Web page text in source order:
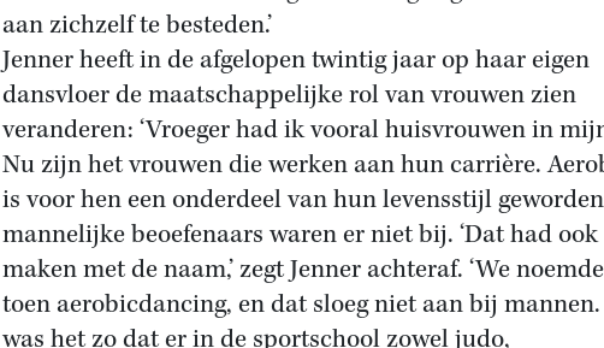
aan zichzelf te besteden.’
Jenner heeft in de afgelopen twintig jaar op haar eigen
dansvloer de maatschappelijke rol van vrouwen zien
veranderen: ‘Vroeger had ik vooral huisvrouwen in
Nu zijn het vrouwen die werken aan hun carrière.
is voor hen een onderdeel van hun levensstijl
mannelijke beoefenaars waren er niet bij. ‘Dat had ook
maken met de naam,’ zegt Jenner achteraf. ‘We
toen aerobicdancing, en dat sloeg niet aan bij
was het zo dat er in de sportschool zowel judo,